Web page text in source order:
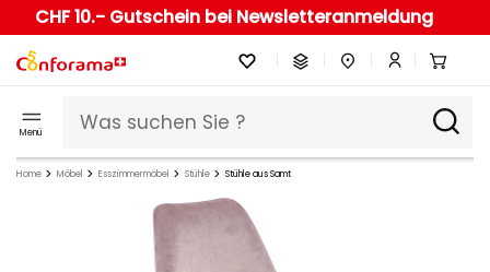
CHF 10.- Gutschein bei Newsletteranmeldung
Menü
Home Möbel Esszimmermöbel Stühle Stühle aus Samt